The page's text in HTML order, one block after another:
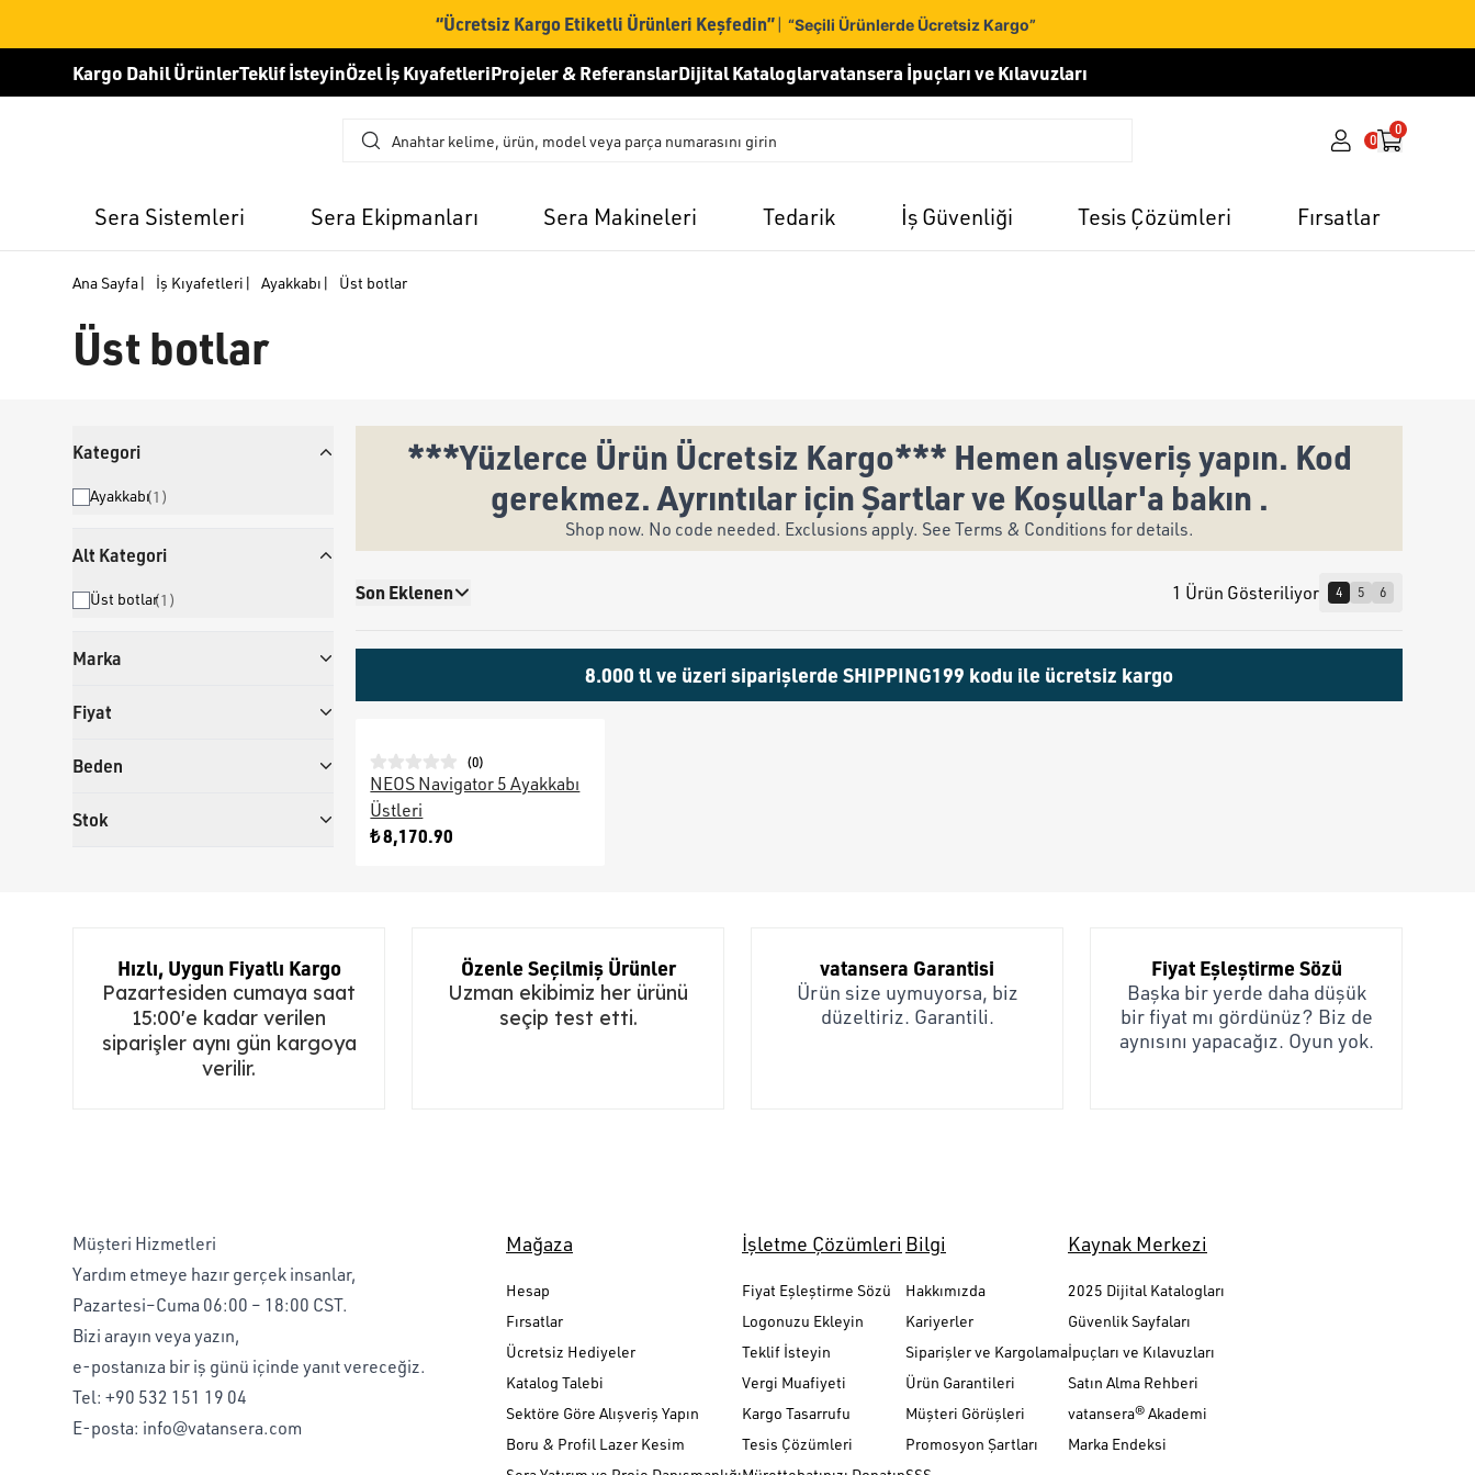
“Ücretsiz Kargo Etiketli Ürünleri Keşfedin”| “Seçili Ürünlerde Ücretsiz Kargo”
Kargo Dahil ÜrünlerTeklif İsteyinÖzel İş KıyafetleriProjeler & ReferanslarDijital Kataloglarvatansera İpuçları ve Kılavuzları
0
0
Sera Sistemleri Sera Ekipmanları Sera Makineleri Tedarik İş Güvenliği Tesis Çözümleri Fırsatlar
Ana Sayfa| İş Kıyafetleri | Ayakkabı | Üst botlar
Üst botlar
Kategori
Ayakkabı(1 )
Alt Kategori
Üst botlar(1 )
Marka
Fiyat
Beden
Stok
***Yüzlerce Ürün Ücretsiz Kargo*** Hemen alışveriş yapın. Kod
gerekmez. Ayrıntılar için Şartlar ve Koşullar'a bakın .
Shop now. No code needed. Exclusions apply. See Terms & Conditions for details.
Son Eklenen 1 Ürün Gösteriliyor 4 5 6
8.000 tl ve üzeri siparişlerde SHIPPING199 kodu ile ücretsiz kargo
(0)
NEOS Navigator 5 Ayakkabı
Üstleri
₺ 8,170.90
Hızlı, Uygun Fiyatlı Kargo
Pazartesiden cumaya saat
15:00'e kadar verilen
siparişler aynı gün kargoya
verilir.
Özenle Seçilmiş Ürünler
Uzman ekibimiz her ürünü
seçip test etti.
vatansera Garantisi
Ürün size uymuyorsa, biz
düzeltiriz. Garantili.
Fiyat Eşleştirme Sözü
Başka bir yerde daha düşük
bir fiyat mı gördünüz? Biz de
aynısını yapacağız. Oyun yok.
Müşteri Hizmetleri
Yardım etmeye hazır gerçek insanlar,
Pazartesi–Cuma 06:00 – 18:00 CST.
Bizi arayın veya yazın,
e-postanıza bir iş günü içinde yanıt vereceğiz.
Tel: +90 532 151 19 04
E-posta: info@vatansera.com
Mağaza
Hesap
Fırsatlar
Ücretsiz Hediyeler
Katalog Talebi
Sektöre Göre Alışveriş Yapın
Boru & Profil Lazer Kesim
İşletme Çözümleri
Fiyat Eşleştirme Sözü
Logonuzu Ekleyin
Teklif İsteyin
Vergi Muafiyeti
Kargo Tasarrufu
Tesis Çözümleri
Bilgi
Hakkımızda
Kariyerler
Siparişler ve Kargolama
Ürün Garantileri
Müşteri Görüşleri
Promosyon Şartları
Kaynak Merkezi
2025 Dijital Katalogları
Güvenlik Sayfaları
İpuçları ve Kılavuzları
Satın Alma Rehberi
vatansera® Akademi
Marka Endeksi